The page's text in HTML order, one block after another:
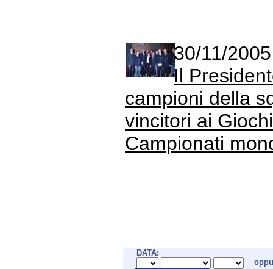
30/11/2005
Il
campioni della
vincitori ai
Campionati
DATA: